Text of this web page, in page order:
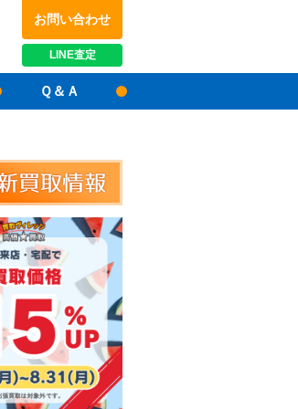
LINE査定
048-487-8188受付時間：10:00～17:00
お問い合わせ
Ｑ＆Ａ